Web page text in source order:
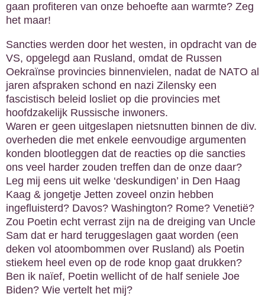
gaan profiteren van onze behoefte aan warmte? Zeg
het maar!
Sancties werden door het westen, in opdracht van de
VS, opgelegd aan Rusland, omdat de Russen
Oekraïnse provincies binnenvielen, nadat de NATO al
jaren afspraken schond en nazi Zilensky een
fascistisch beleid losliet op die provincies met
hoofdzakelijk Russische inwoners.
Waren er geen uitgeslapen nietsnutten binnen de div.
overheden die met enkele eenvoudige argumenten
konden blootleggen dat de reacties op die sancties
ons veel harder zouden treffen dan de onze daar?
Leg mij eens uit welke ‘deskundigen’ in Den Haag
Kaag & jongetje Jetten zoveel onzin hebben
ingefluisterd? Davos? Washington? Rome? Venetië?
Zou Poetin echt verrast zijn na de dreiging van Uncle
Sam dat er hard teruggeslagen gaat worden (een
deken vol atoombommen over Rusland) als Poetin
stiekem heel even op de rode knop gaat drukken?
Ben ik naïef, Poetin wellicht of de half seniele Joe
Biden? Wie vertelt het mij?